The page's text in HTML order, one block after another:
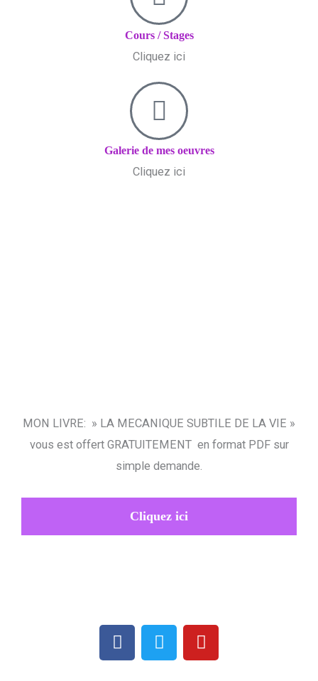
Cours / Stages
Cliquez ici
Galerie de mes oeuvres
Cliquez ici
MON LIVRE: » LA MECANIQUE SUBTILE DE LA VIE »
vous est offert GRATUITEMENT en format PDF sur
simple demande.
Cliquez ici
F
a
T
w
Y
o